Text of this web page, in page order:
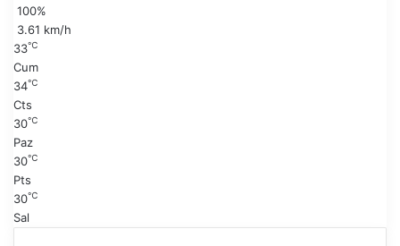
a
y
f
100%
3.61 km/h
33℃
Cum
34℃
Cts
30℃
Paz
30℃
Pts
30℃
Sal